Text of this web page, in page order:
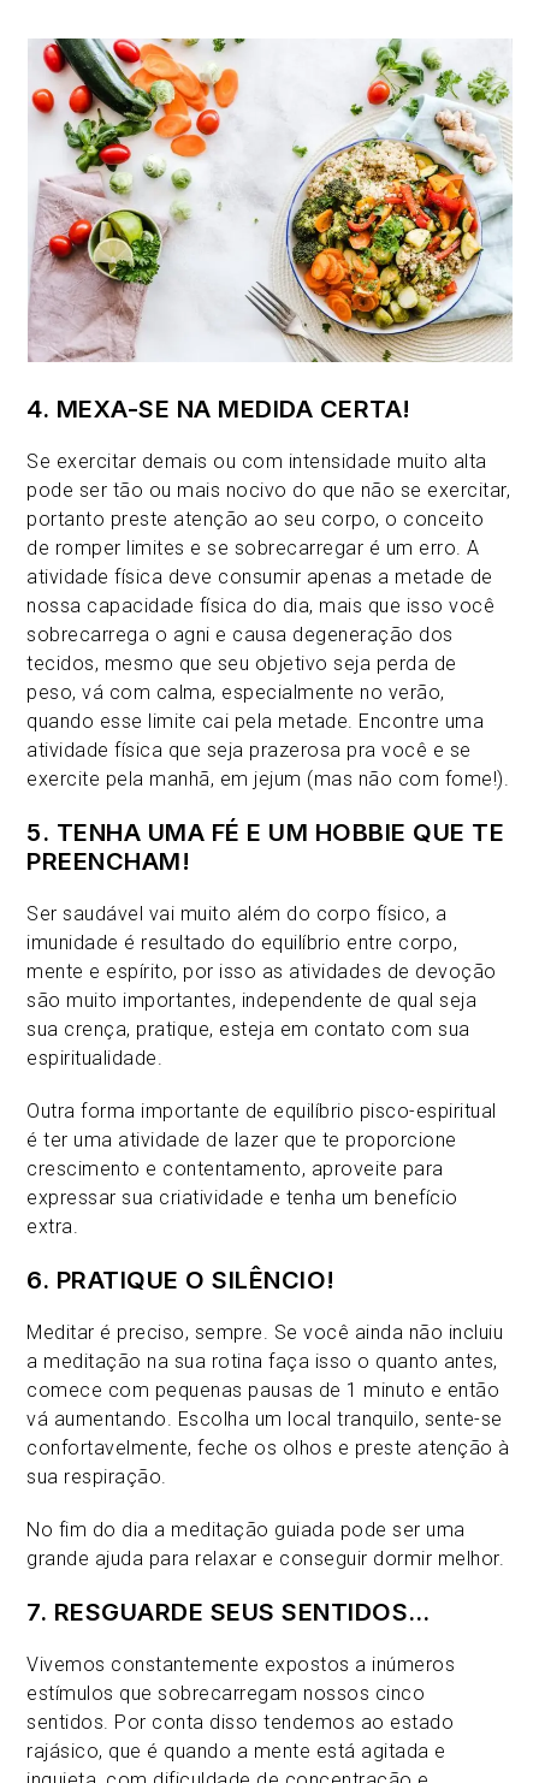
4. MEXA-SE NA MEDIDA CERTA!
Se exercitar demais ou com intensidade muito alta
pode ser tão ou mais nocivo do que não se exercitar,
portanto preste atenção ao seu corpo, o conceito
de romper limites e se sobrecarregar é um erro. A
atividade física deve consumir apenas a metade de
nossa capacidade física do dia, mais que isso você
sobrecarrega o agni e causa degeneração dos
tecidos, mesmo que seu objetivo seja perda de
peso, vá com calma, especialmente no verão,
quando esse limite cai pela metade. Encontre uma
atividade física que seja prazerosa pra você e se
exercite pela manhã, em jejum (mas não com fome!).
5. TENHA UMA FÉ E UM HOBBIE QUE TE
PREENCHAM!
Ser saudável vai muito além do corpo físico, a
imunidade é resultado do equilíbrio entre corpo,
mente e espírito, por isso as atividades de devoção
são muito importantes, independente de qual seja
sua crença, pratique, esteja em contato com sua
espiritualidade.
Outra forma importante de equilíbrio pisco-espiritual
é ter uma atividade de lazer que te proporcione
crescimento e contentamento, aproveite para
expressar sua criatividade e tenha um benefício
extra.
6. PRATIQUE O SILÊNCIO!
Meditar é preciso, sempre. Se você ainda não incluiu
a meditação na sua rotina faça isso o quanto antes,
comece com pequenas pausas de 1 minuto e então
vá aumentando. Escolha um local tranquilo, sente-se
confortavelmente, feche os olhos e preste atenção à
sua respiração.
No fim do dia a meditação guiada pode ser uma
grande ajuda para relaxar e conseguir dormir melhor.
7. RESGUARDE SEUS SENTIDOS…
Vivemos constantemente expostos a inúmeros
estímulos que sobrecarregam nossos cinco
sentidos. Por conta disso tendemos ao estado
rajásico, que é quando a mente está agitada e